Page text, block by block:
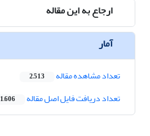
ارجاع به این مقاله
آمار
تعداد مشاهده مقاله 2,513
تعداد دریافت فایل اصل مقاله 1,606